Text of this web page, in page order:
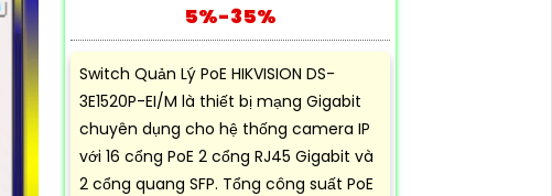
5%-35%
Switch Quản Lý PoE HIKVISION DS-
3E1520P-EI/M là thiết bị mạng Gigabit
chuyên dụng cho hệ thống camera IP
với 16 cổng PoE 2 cổng RJ45 Gigabit và
2 cổng quang SFP. Tổng công suất PoE